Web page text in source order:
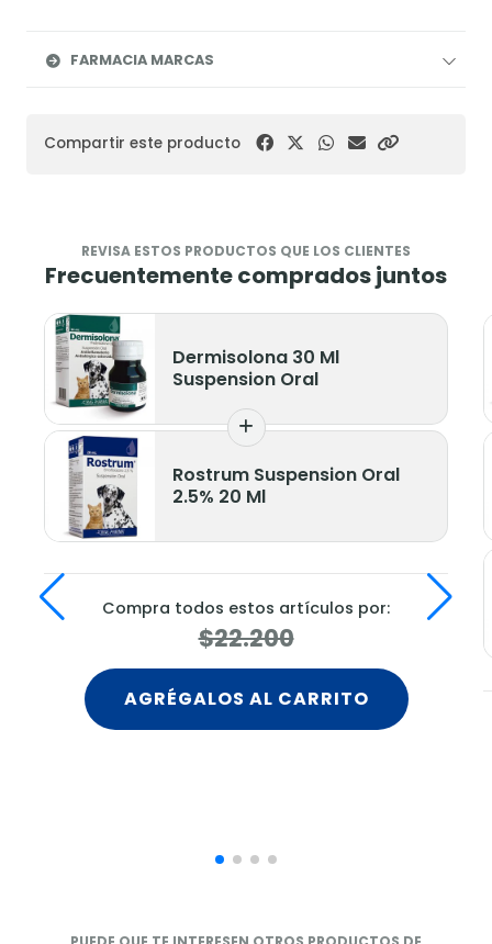
FARMACIA MARCAS
Compartir este producto
REVISA ESTOS PRODUCTOS QUE LOS CLIENTES
Frecuentemente comprados juntos
Dermisolona 30 Ml
Suspension Oral
Rostrum Suspension Oral
2.5% 20 Ml
Compra todos estos artículos por:
$22.200
AGRÉGALOS AL CARRITO